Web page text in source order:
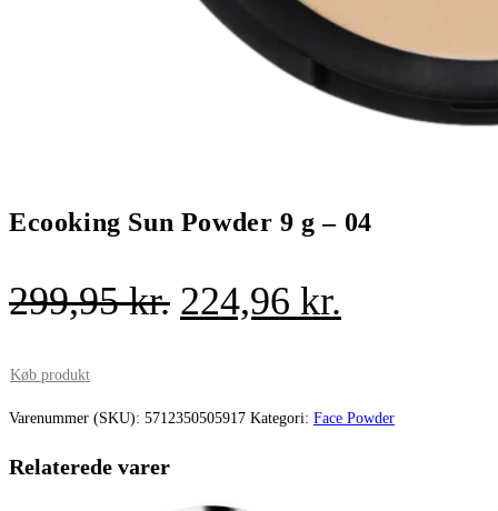
Ecooking Sun Powder 9 g – 04
299,95kr. Den
var:
224,96 kr.
er:
Køb produkt
Varenummer (SKU): 5712350505917 Kategori: Face Powder
Relaterede varer